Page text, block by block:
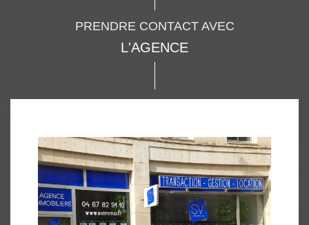
PRENDRE CONTACT AVEC
L'AGENCE